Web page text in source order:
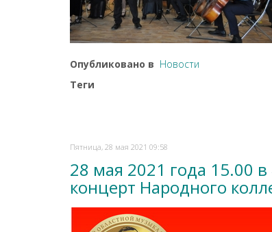
Опубликовано в Новости
Теги
Пятница, 28 мая 2021 09:58
28 мая 2021 года 15.00
концерт Народного